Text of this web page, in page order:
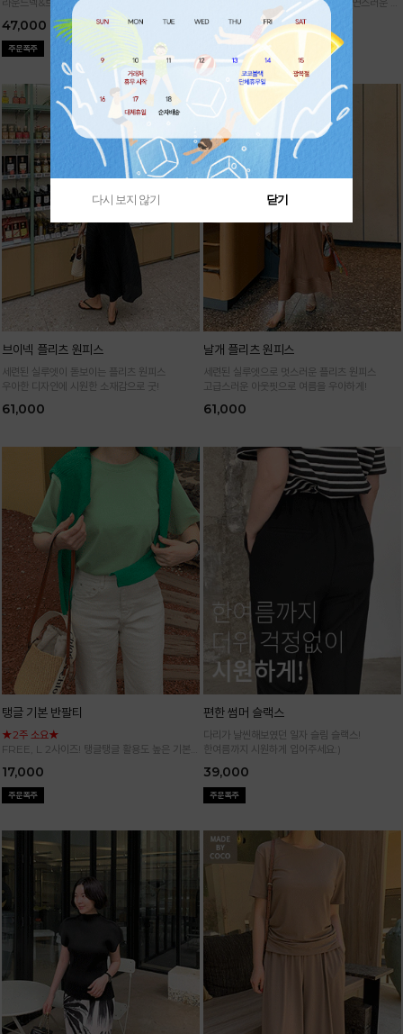
47,000
형 커버 허리 전체 밴딩으로 편안한 착용감
29,000
브이넥 플리츠 원피스
세련된 실루엣이 돋보이는 플리츠 원피스
우아한 디자인에 시원한 소재감으로 굿!
61,000
날개 플리츠 원피스
세련된 실루엣으로 멋스러운 플리츠 원피스
고급스러운 아웃핏으로 여름을 우아하게!
61,000
탱글 기본 반팔티
★2주 소요★
FREE, L 2사이즈! 탱글탱글 활용도 높은 기본
17,000
편한 썸머 슬랙스
다리가 날씬해보였던 일자 슬림 슬랙스!
한여름까지 시원하게 입어주세요:)
39,000
다시 보지 않기 닫기